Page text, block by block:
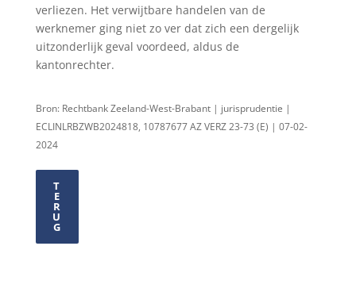
verliezen. Het verwijtbare handelen van de
werknemer ging niet zo ver dat zich een dergelijk
uitzonderlijk geval voordeed, aldus de
kantonrechter.
Bron: Rechtbank Zeeland-West-Brabant | jurisprudentie |
ECLINLRBZWB2024818, 10787677 AZ VERZ 23-73 (E) | 07-02-
2024
T
E
R
U
G